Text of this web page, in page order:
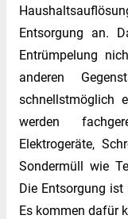
Entsorgung an.
Entrümpelung
anderen
schnellstmöglich
werden
Elektrogeräte,
Sondermüll wie
Die Entsorgung
Es kommen dafür